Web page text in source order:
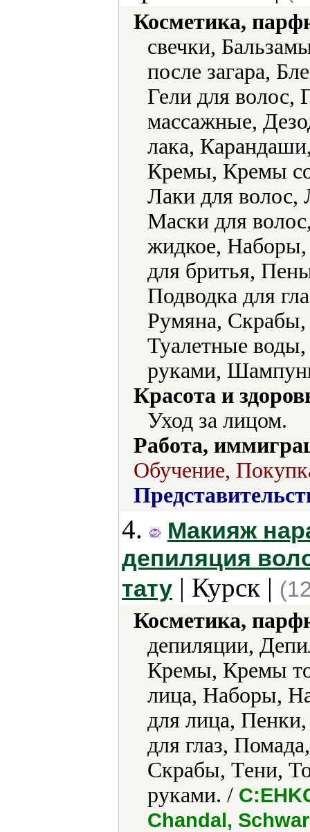
Косметика,
свечки,
после загара,
Гели для волос,
массажные,
лака,
Кремы, Кремы
Лаки для волос,
Маски для
жидкое,
для бритья,
Подводка для
Румяна, Скрабы,
Туалетные
руками,
Красота и
Уход за лицом.
Работа,
Обучение,
4.
Макияж
депиляция
тату | Курск |
Косметика,
депиляции,
Кремы, Кремы
лица, Наборы,
для лица,
для глаз,
Скрабы, Тени,
руками. /
Chandal,